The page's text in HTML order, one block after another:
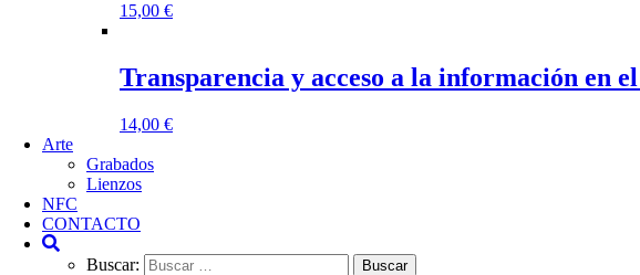
15,00 €
Transparencia y acceso a la información en
14,00 €
Arte
Grabados
Lienzos
NFC
CONTACTO
Buscar: